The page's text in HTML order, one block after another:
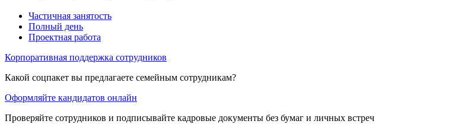
Частичная занятость
Полный день
Проектная работа
Корпоративная поддержка сотрудников
Какой соцпакет вы предлагаете семейным сотрудникам?
Оформляйте кандидатов онлайн
Проверяйте сотрудников и подписывайте кадровые документы без бумаг и личных встреч